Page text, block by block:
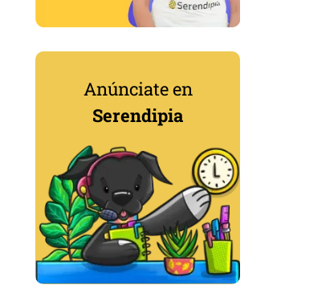
Anúnciate en
Serendipia